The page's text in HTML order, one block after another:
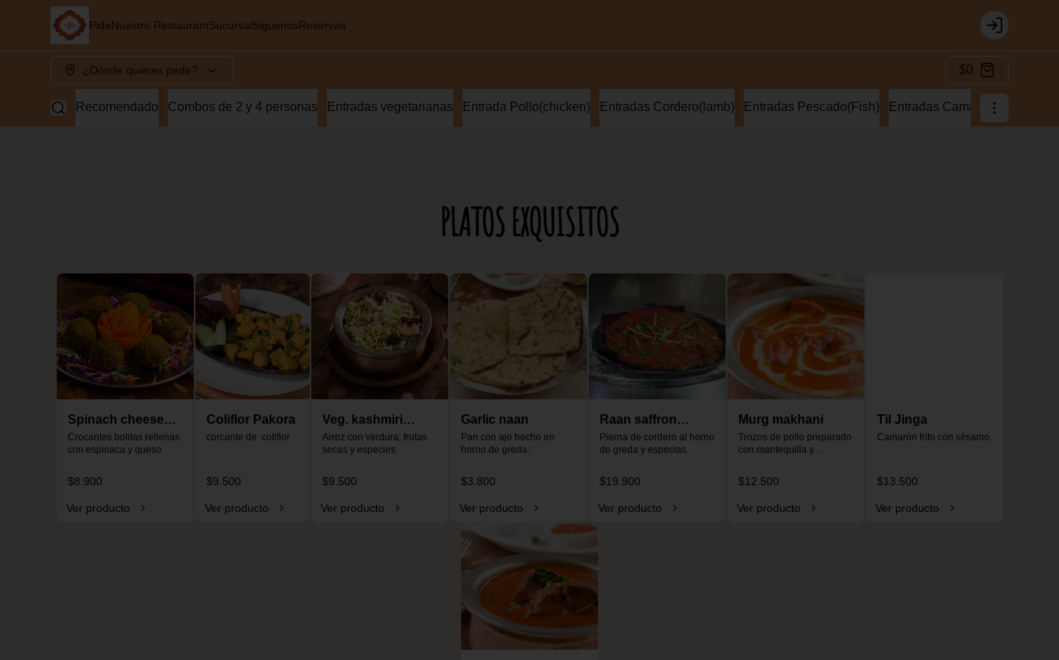
PideNuestro RestaurantSucursalSiguenosReservas
Login
¿Dónde quieres pedir? $0
Recomendado Combos de 2 y 4 personas Entradas vegetarianas Entrada Pollo(chicken) Entradas Cordero(lamb) Entradas Pescado(Fish) Entradas Camaron(Prawns)
PLATOS EXQUISITOS
Spinach cheese
ball
Crocantes bolitas rellenas
con espinaca y queso.
$8.900
Ver producto
Coliflor Pakora
corcante de  coliflor
$9.500
Ver producto
Veg. kashmiri
pulao
Arroz con verdura, frutas
secas y especies.
$9.500
Ver producto
Garlic naan
Pan con ajo hecho en
horno de greda.
$3.800
Ver producto
Raan saffron
special
Pierna de cordero al horno
de greda y especias.
$19.900
Ver producto
Murg makhani
Trozos de pollo preparado
con mantequilla y
niños, no es picante.
$12.500
Ver producto
Til Jinga
Camarón frito con sésamo.
$13.500
Ver producto